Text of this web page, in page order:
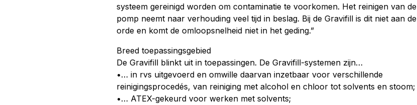
systeem gereinigd worden om contaminatie te voorkomen. Het reinigen van de
pomp neemt naar verhouding veel tijd in beslag. Bij de Gravifill is dit niet aan de
orde en komt de omloopsnelheid niet in het geding.”
Breed toepassingsgebied
De Gravifill blinkt uit in toepassingen. De Gravifill-systemen zijn…
•… in rvs uitgevoerd en omwille daarvan inzetbaar voor verschillende
reinigingsprocedés, van reiniging met alcohol en chloor tot solvents en stoom;
•… ATEX-gekeurd voor werken met solvents;